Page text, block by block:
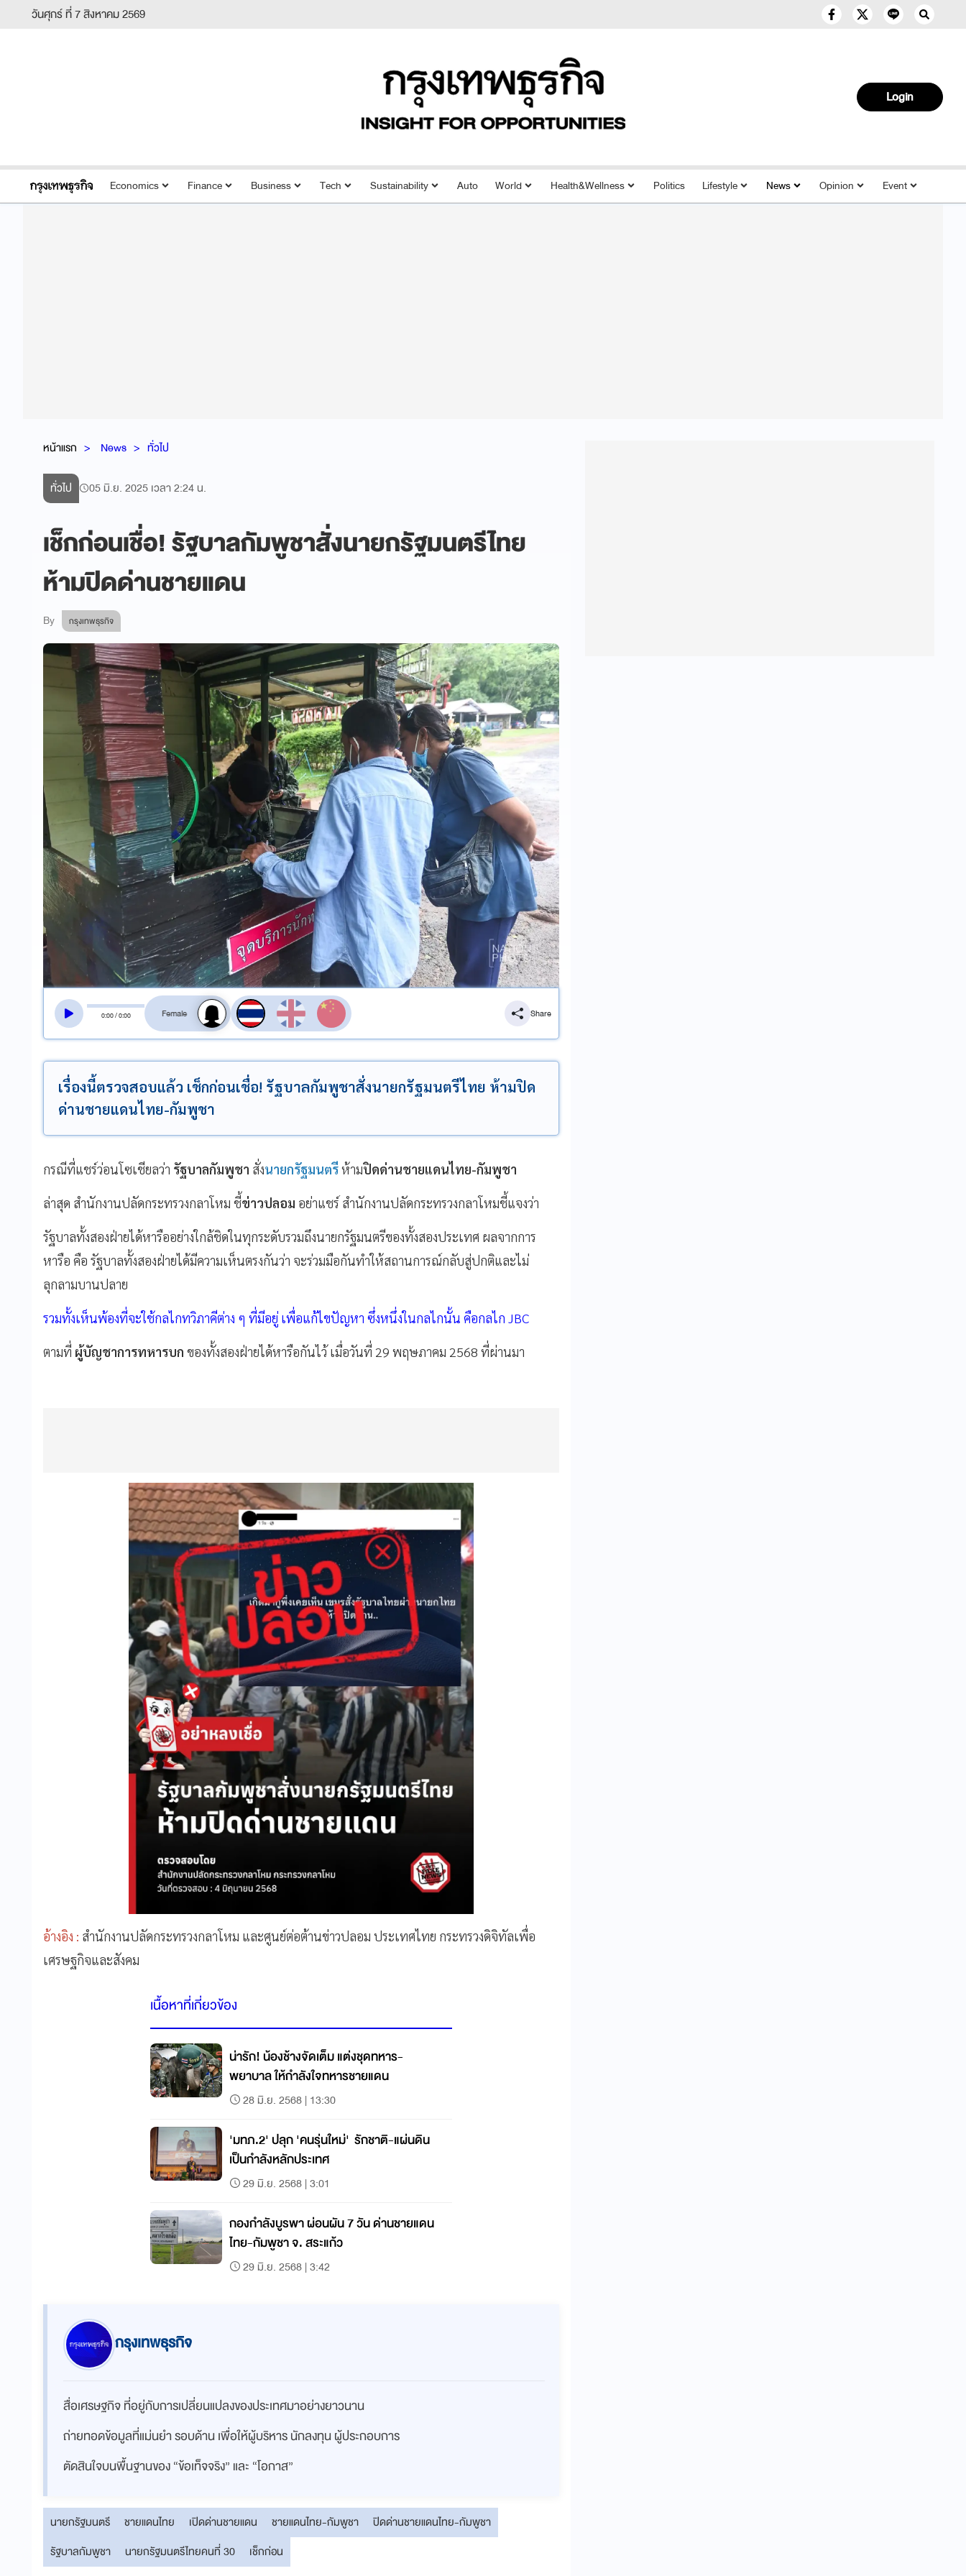
วันศุกร์ ที่ 7 สิงหาคม 2569
Login
Economics Finance Business Tech Sustainability Auto World Health&Wellness Politics Lifestyle News Opinion Event
หน้าแรก News ทั่วไป
ทั่วไป 05 มิ.ย. 2025 เวลา 2:24 น.
เช็กก่อนเชื่อ! รัฐบาลกัมพูชาสั่งนายกรัฐมนตรีไทย
ห้ามปิดด่านชายแดน
By กรุงเทพธุรกิจ
0:00/0:00
สลับเสียงอ่าน
Share
เรื่องนี้ตรวจสอบแล้ว เช็กก่อนเชื่อ! รัฐบาลกัมพูชาสั่งนายกรัฐมนตรีไทย ห้ามปิด
ด่านชายแดนไทย-กัมพูชา
กรณีที่แชร์ว่อนโซเชียลว่า รัฐบาลกัมพูชา สั่งนายกรัฐมนตรีห้ามปิดด่านชายแดนไทย-กัมพูชา
ล่าสุด สำนักงานปลัดกระทรวงกลาโหม ชี้ข่าวปลอม อย่าแชร์ สำนักงานปลัดกระทรวงกลาโหมชี้แจงว่า
รัฐบาลทั้งสองฝ่ายได้หารืออย่างใกล้ชิดในทุกระดับรวมถึงนายกรัฐมนตรีของทั้งสองประเทศ ผลจากการ
หารือ คือ รัฐบาลทั้งสองฝ่ายได้มีความเห็นตรงกันว่า จะร่วมมือกันทำให้สถานการณ์กลับสู่ปกติและไม่
ลุกลามบานปลาย
รวมทั้งเห็นพ้องที่จะใช้กลไกทวิภาคีต่าง ๆ ที่มีอยู่ เพื่อแก้ไขปัญหา ซึ่งหนึ่งในกลไกนั้น คือกลไก JBC
ตามที่ ผู้บัญชาการทหารบก ของทั้งสองฝ่ายได้หารือกันไว้ เมื่อวันที่ 29 พฤษภาคม 2568 ที่ผ่านมา
อ้างอิง : สำนักงานปลัดกระทรวงกลาโหม และศูนย์ต่อต้านข่าวปลอม ประเทศไทย กระทรวงดิจิทัลเพื่อ
เศรษฐกิจและสังคม
เนื้อหาที่เกี่ยวข้อง
น่ารัก! น้องช้างจัดเต็ม แต่งชุดทหาร-
พยาบาล ให้กำลังใจทหารชายแดน
28 มิ.ย. 2568 | 13:30
'มทภ.2' ปลุก 'คนรุ่นใหม่' รักชาติ-แผ่นดิน
เป็นกำลังหลักประเทศ
29 มิ.ย. 2568 | 3:01
กองกำลังบูรพา ผ่อนผัน 7 วัน ด่านชายแดน
ไทย-กัมพูชา จ. สระแก้ว
29 มิ.ย. 2568 | 3:42
กรุงเทพธุรกิจ
สื่อเศรษฐกิจ ที่อยู่กับการเปลี่ยนแปลงของประเทศมาอย่างยาวนาน
ถ่ายทอดข้อมูลที่แม่นยำ รอบด้าน เพื่อให้ผู้บริหาร นักลงทุน ผู้ประกอบการ
ตัดสินใจบนพื้นฐานของ “ข้อเท็จจริง” และ “โอกาส”
นายกรัฐมนตรี ชายแดนไทย เปิดด่านชายแดน ชายแดนไทย-กัมพูชา
ปิดด่านชายแดนไทย-กัมพูชา
รัฐบาลกัมพูชา
นายกรัฐมนตรีไทยคนที่ 30 เช็กก่อน